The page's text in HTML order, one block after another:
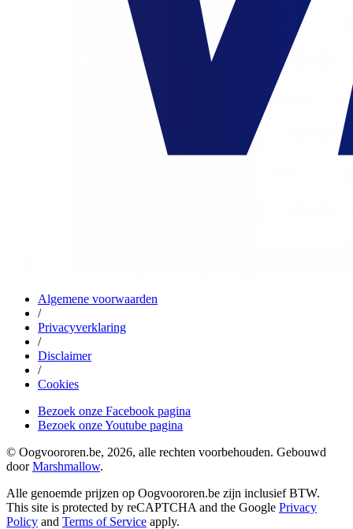
Algemene voorwaarden
/
Privacyverklaring
/
Disclaimer
/
Cookies
Bezoek onze Facebook pagina
Bezoek onze Youtube pagina
© Oogvoororen.be, 2026, alle rechten voorbehouden. Gebouwd
doorMarshmallow.
Alle genoemde prijzen op Oogvoororen.be zijn inclusief BTW.
This site is protected by reCAPTCHA and the Google Privacy
Policy and Terms of Service apply.